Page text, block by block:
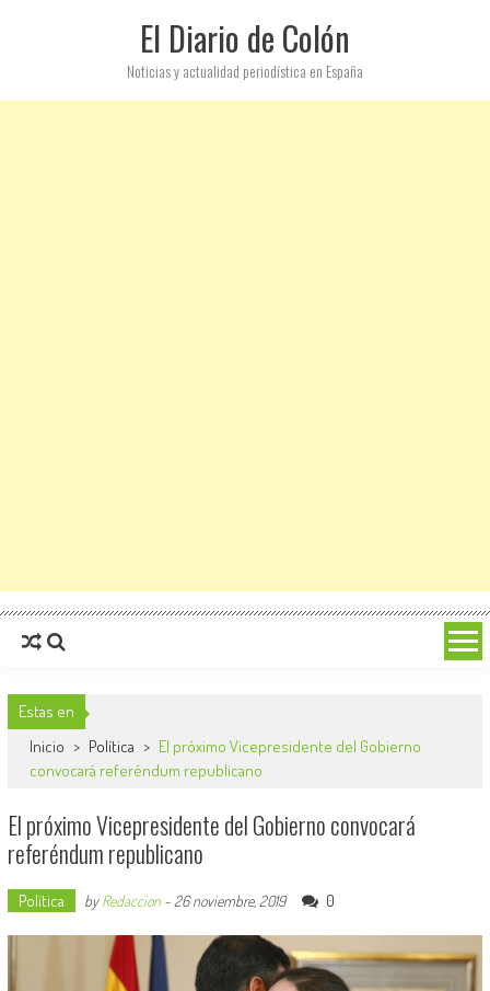
El Diario de Colón
Noticias y actualidad periodística en España
Estas en
Inicio > Política > El próximo Vicepresidente del Gobierno
convocará referéndum republicano
El próximo Vicepresidente del Gobierno convocará
referéndum republicano
Política byRedaccion- 26 noviembre, 2019 0